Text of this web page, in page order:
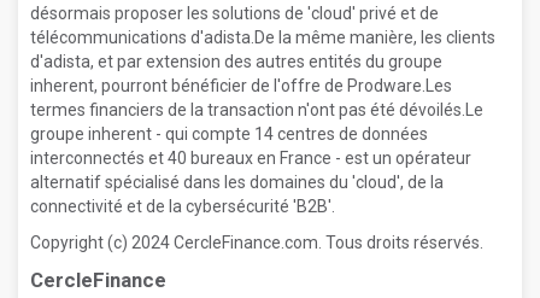
désormais proposer les solutions de 'cloud' privé et de
télécommunications d'adista.De la même manière, les clients
d'adista, et par extension des autres entités du groupe
inherent, pourront bénéficier de l'offre de Prodware.Les
termes financiers de la transaction n'ont pas été dévoilés.Le
groupe inherent - qui compte 14 centres de données
interconnectés et 40 bureaux en France - est un opérateur
alternatif spécialisé dans les domaines du 'cloud', de la
connectivité et de la cybersécurité 'B2B'.
Copyright (c) 2024 CercleFinance.com. Tous droits réservés.
CercleFinance